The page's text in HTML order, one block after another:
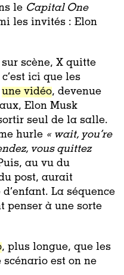
le Capital One
les invités : Elon
scène, X quitte
ici que les
une vidéo, devenue
Elon Musk
seul de la salle.
hurle « wait, you’re
vous quittez
au vu du
post, aurait
La séquence
penser à une sorte
, plus longue, que les
est on ne